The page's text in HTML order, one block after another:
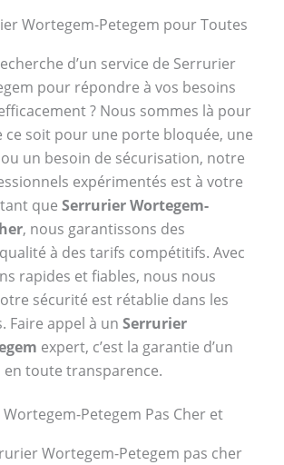
Wortegem-Petegem pour Toutes
d’un service de Serrurier
pour répondre à vos besoins
? Nous sommes là pour
ce soit pour une porte bloquée, une
un besoin de sécurisation, notre
expérimentés est à votre
que Serrurier Wortegem-
, nous garantissons des
à des tarifs compétitifs. Avec
rapides et fiables, nous nous
sécurité est rétablie dans les
Faire appel à un Serrurier
expert, c’est la garantie d’un
toute transparence.
Petegem Pas Cher et
Wortegem-Petegem pas cher